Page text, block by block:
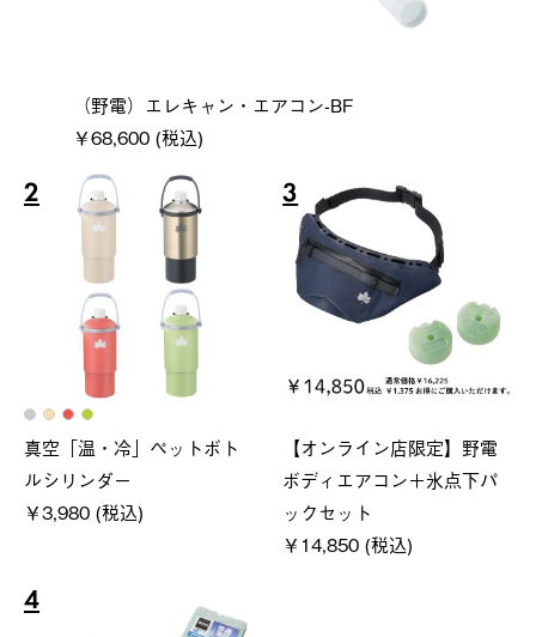
（野電）エレキャン・エアコン-BF
￥68,600 (税込)
2
真空「温・冷」ペットボト
ルシリンダー
￥3,980 (税込)
3
【オンライン店限定】野電
ボディエアコン＋氷点下パ
ックセット
￥14,850 (税込)
4